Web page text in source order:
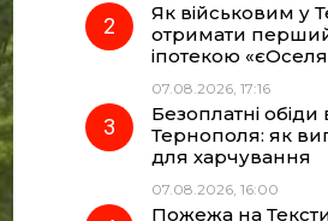
Як військовим у
отримати
іпотекою
07.08.2026, 17:16
Безоплатні
Тернополя: як
для харчування
07.08.2026, 16:00
Пожежа на